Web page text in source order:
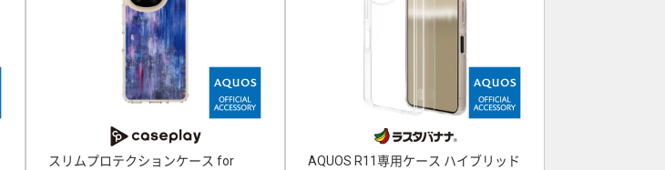
スリムプロテクションケース for
AQUOS R11専用ケース ハイブリッド